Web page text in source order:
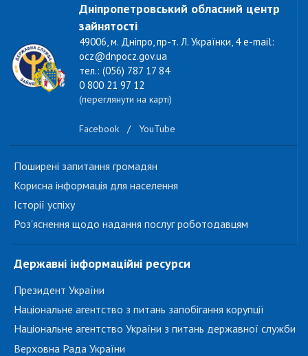
Дніпропетровський обласний центр
зайнятості
49006, м. Дніпро, пр-т. Л. Українки, 4 e-mail:
ocz@dnpocz.gov.ua
тел.: (056) 787 17 84
0 800 21 97 12
(переглянути на карті)
Facebook / YouTube
Поширені запитання громадян
Корисна інформація для населення
Історії успіху
Роз'яснення щодо надання послуг роботодавцям
Державні інформаційні ресурси
Президент України
Національне агентство з питань запобігання корупції
Національне агентство України з питань державної служби
Верховна Рада України